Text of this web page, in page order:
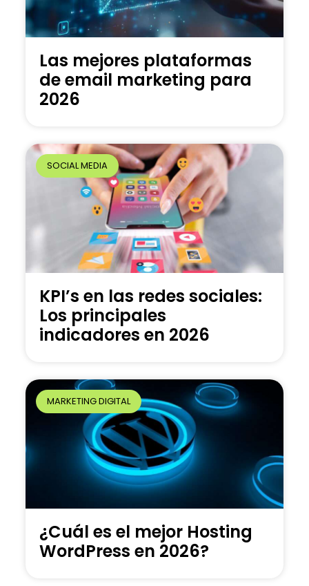
Las mejores plataformas
de email marketing para
2026
SOCIAL MEDIA
KPI’s en las redes sociales:
Los principales
indicadores en 2026
MARKETING DIGITAL
¿Cuál es el mejor Hosting
WordPress en 2026?